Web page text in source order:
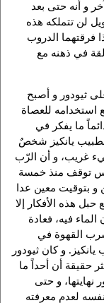
و أنه حتى بعد
لن تتملكه هذه
فرقتهما الدروب
في ذهنه مع
ثيودور و أصبح
استخدامه للعصاة
ما يفكر في
يانكيز شخصٌ
غريب، و أن الرّب
توقف منذ خمسة
و بتوقيت معين عدا
هذه الأفكار إلا
فيه، فعادة
القهوة في
و كان ثيودور
حقيقة أن أحداً ما
و حتى
لعدم معرفته